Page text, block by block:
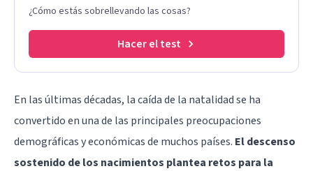
¿Cómo estás sobrellevando las cosas?
Hacer el test
En las últimas décadas, la caída de la natalidad se ha
convertido en una de las principales preocupaciones
demográficas y económicas de muchos países. El descenso
sostenido de los nacimientos plantea retos para la